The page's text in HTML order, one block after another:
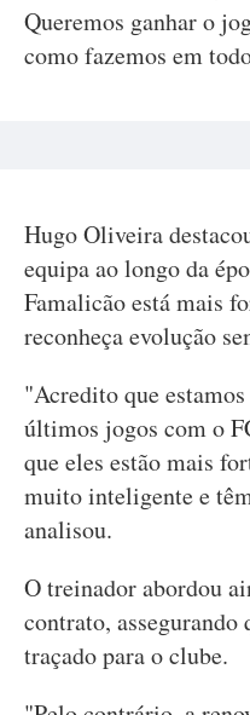
Queremos ganhar o
como fazemos em
Hugo Oliveira
equipa ao longo da
Famalicão está mais
reconheça evolução
"Acredito que
últimos jogos com o
que eles estão mais
muito inteligente e
analisou.
O treinador abordou
contrato, assegurando
traçado para o clube.